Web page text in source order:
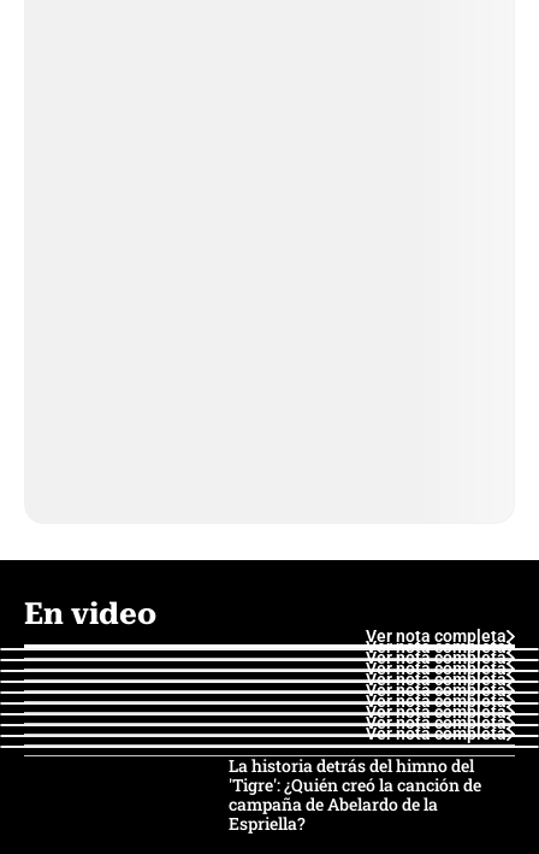
En video
Ver nota completa
Ver nota completa
Ver nota completa
Ver nota completa
Ver nota completa
Ver nota completa
Ver nota completa
Ver nota completa
Ver nota completa
Ver nota completa
La historia detrás del himno del
'Tigre': ¿Quién creó la canción de
campaña de Abelardo de la
Espriella?